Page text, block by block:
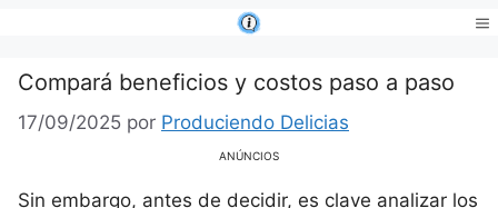
contenido
Compará beneficios y costos paso a paso
17/09/2025 por Produciendo Delicias
ANÚNCIOS
Sin embargo, antes de decidir, es clave analizar los